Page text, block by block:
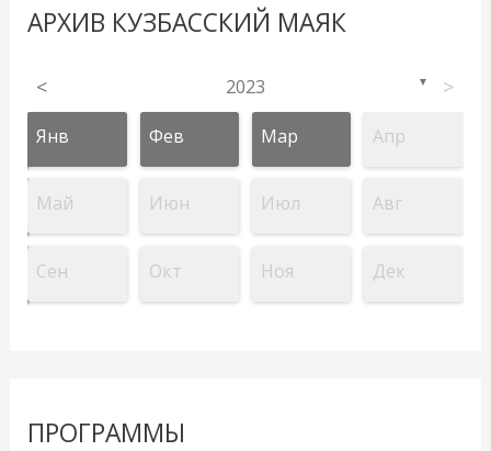
АРХИВ КУЗБАССКИЙ МАЯК
< 2023 ▼ >
Янв Фев Мар Апр
Май Июн Июл Авг
Сен Окт Ноя Дек
ПРОГРАММЫ